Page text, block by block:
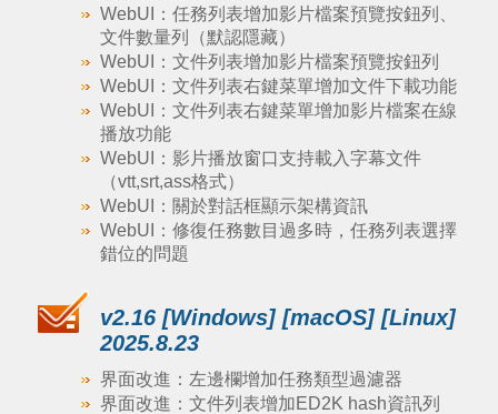
WebUI：任務列表增加影片檔案預覽按鈕列、
文件數量列（默認隱藏）
WebUI：文件列表增加影片檔案預覽按鈕列
WebUI：文件列表右鍵菜單增加文件下載功能
WebUI：文件列表右鍵菜單增加影片檔案在線
播放功能
WebUI：影片播放窗口支持載入字幕文件
（vtt,srt,ass格式）
WebUI：關於對話框顯示架構資訊
WebUI：修復任務數目過多時，任務列表選擇
錯位的問題
v2.16 [Windows] [macOS] [Linux]
2025.8.23
界面改進：左邊欄增加任務類型過濾器
界面改進：文件列表增加ED2K hash資訊列